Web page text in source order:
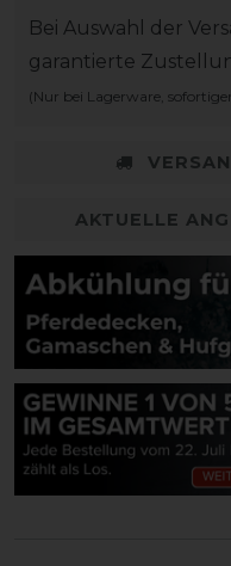
Bei Auswahl der
garantierte
(Nur bei Lagerware,
AKTUELLE